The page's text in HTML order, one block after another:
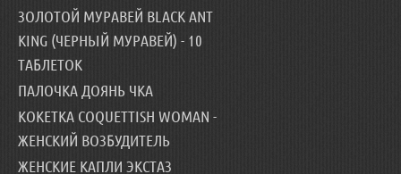
ЗОЛОТОЙ МУРАВЕЙ BLACK ANT
KING (ЧЕРНЫЙ МУРАВЕЙ) - 10
ТАБЛЕТОК
ПАЛОЧКА ДОЯНЬ ЧКА
КОКЕТКА COQUETTISH WOMAN -
ЖЕНСКИЙ ВОЗБУДИТЕЛЬ
ЖЕНСКИЕ КАПЛИ ЭКСТАЗ